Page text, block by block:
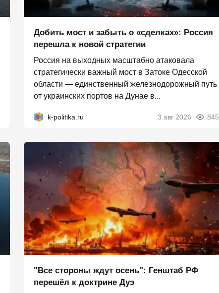
Добить мост и забыть о «сделках»: Россия
перешла к новой стратегии
Россия на выходных масштабно атаковала
стратегически важный мост в Затоке Одесской
области — единственный железнодорожный путь
от украинских портов на Дунае в...
k-politika.ru 3 авг 2026 845
"Все стороны ждут осень": Генштаб РФ
перешёл к доктрине Дуэ